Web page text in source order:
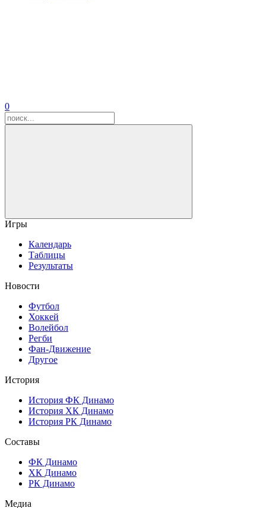
0
Игры
Календарь
Таблицы
Результаты
Новости
Футбол
Хоккей
Волейбол
Регби
Фан-Движение
Другое
История
История ФК Динамо
История ХК Динамо
История РК Динамо
Составы
ФК Динамо
ХК Динамо
РК Динамо
Медиа